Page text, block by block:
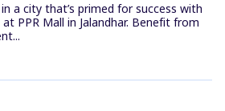
a city that’s primed for success with
PPR Mall in Jalandhar. Benefit from